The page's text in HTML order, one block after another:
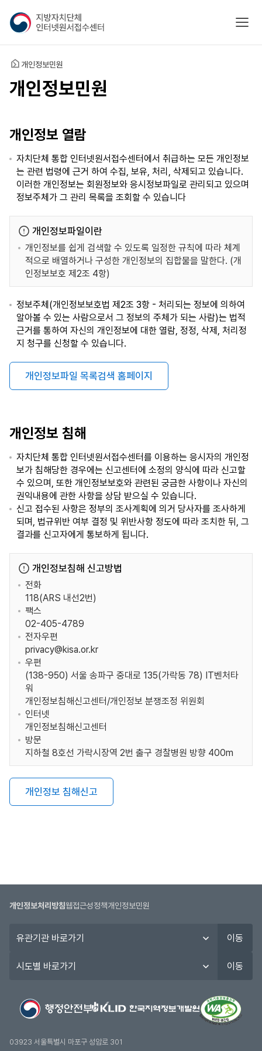
지
방
자
치
단
체
인
원
접
수
센
모바
홈 개인정보민원
개인정보민원
개인정보 열람
자치단체 통합 인터넷원서접수센터에서 취급하는 모든 개인정보
는 관련 법령에 근거 하여 수집, 보유, 처리, 삭제되고 있습니다.
이러한 개인정보는 회원정보와 응시정보파일로 관리되고 있으며
정보주체가 그 관리 목록을 조회할 수 있습니다
개인정보파일이란
개인정보를 쉽게 검색할 수 있도록 일정한 규칙에 따라 체계
적으로 배열하거나 구성한 개인정보의 집합물을 말한다. (개
인정보보호 제2조 4항)
정보주체(개인정보보호법 제2조 3항 - 처리되는 정보에 의하여
알아볼 수 있는 사람으로서 그 정보의 주체가 되는 사람)는 법적
근거를 통하여 자신의 개인정보에 대한 열람, 정정, 삭제, 처리정
지 청구를 신청할 수 있습니다.
개인정보파일 목록검색 홈페이지
개인정보 침해
자치단체 통합 인터넷원서접수센터를 이용하는 응시자의 개인정
보가 침해당한 경우에는 신고센터에 소정의 양식에 따라 신고할
수 있으며, 또한 개인정보보호와 관련된 궁금한 사항이나 자신의
권익내용에 관한 사항을 상담 받으실 수 있습니다.
신고 접수된 사항은 정부의 조사계획에 의거 당사자를 조사하게
되며, 법규위반 여부 결정 및 위반사항 정도에 따라 조치한 뒤, 그
결과를 신고자에게 통보하게 됩니다.
개인정보침해 신고방법
전화
118(ARS 내선2번)
팩스
02-405-4789
전자우편
privacy@kisa.or.kr
우편
(138-950) 서울 송파구 중대로 135(가락동 78) IT벤처타
워
개인정보침해신고센터/개인정보 분쟁조정 위원회
인터넷
개인정보침해신고센터
방문
지하철 8호선 가락시장역 2번 출구 경찰병원 방향 400m
개인정보 침해신고
개인정보처리방침웹접근성정책개인정보민원
관
이동
도
기
이동
03923 서울특별시 마포구 성암로 301